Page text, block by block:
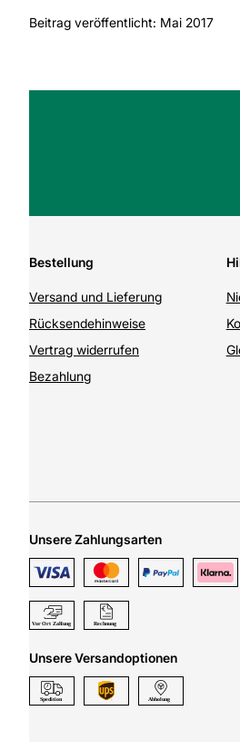
Beitrag veröffentlicht: Mai 2017
Bestellung
Versand und Lieferung
Rücksendehinweise
Vertrag widerrufen
Bezahlung
Unsere Zahlungsarten
Unsere Versandoptionen